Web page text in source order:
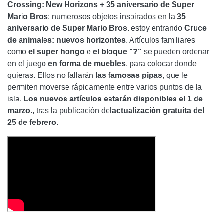
Crossing: New Horizons + 35 aniversario de Super
Mario Bros: numerosos objetos inspirados en la 35
aniversario de Super Mario Bros. estoy entrando Cruce
de animales: nuevos horizontes. Artículos familiares
como el super hongo e el bloque "?" se pueden ordenar
en el juego en forma de muebles, para colocar donde
quieras. Ellos no fallarán las famosas pipas, que le
permiten moverse rápidamente entre varios puntos de la
isla. Los nuevos artículos estarán disponibles el 1 de
marzo., tras la publicación del actualización gratuita del
25 de febrero.